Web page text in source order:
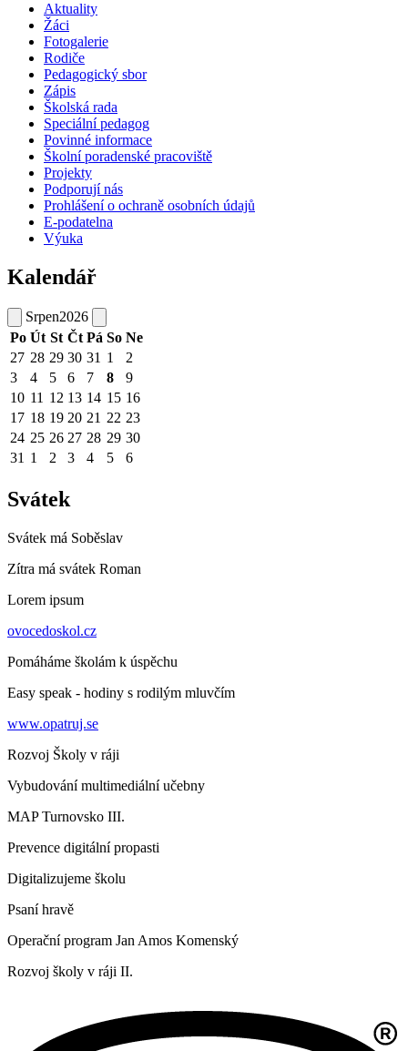
Aktuality
Žáci
Fotogalerie
Rodiče
Pedagogický sbor
Zápis
Školská rada
Speciální pedagog
Povinné informace
Školní poradenské pracoviště
Projekty
Podporují nás
Prohlášení o ochraně osobních údajů
E-podatelna
Výuka
Kalendář
Srpen2026
Po Út St Čt Pá So Ne
27 28 29 30 31 1
2
3
4 5 6 7 8
9
10 11 12 13 14 15 16
17 18 19 20 21 22 23
24 25 26 27 28 29 30
31 1 2 3 4 5 6
Svátek
Svátek má Soběslav
Zítra má svátek Roman
Lorem ipsum
ovocedoskol.cz
Pomáháme školám k úspěchu
Easy speak - hodiny s rodilým mluvčím
www.opatruj.se
Rozvoj Školy v ráji
Vybudování multimediální učebny
MAP Turnovsko III.
Prevence digitální propasti
Digitalizujeme školu
Psaní hravě
Operační program Jan Amos Komenský
Rozvoj školy v ráji II.